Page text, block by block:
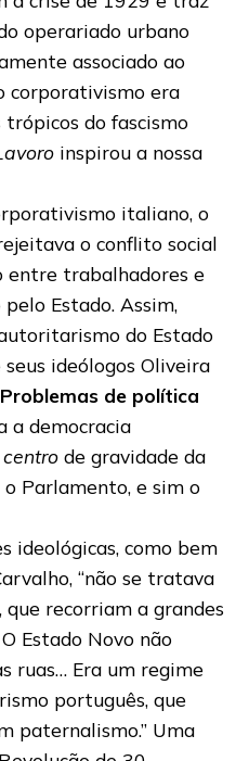
operariado urbano
associado ao
corporativismo era
do fascismo
inspirou a nossa
italiano, o
o conflito social
entre trabalhadores e
Estado. Assim,
do Estado
ideólogos Oliveira
Problemas de política
a democracia
centrode gravidade da
Parlamento, e sim o
ideológicas, como bem
“não se tratava
que recorriam a grandes
Estado Novo não
ruas… Era um regime
português, que
paternalismo.” Uma